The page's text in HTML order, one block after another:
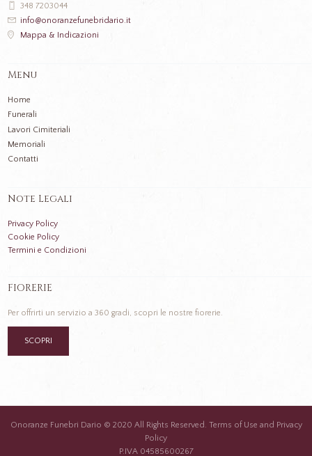
348 7203044
info@onoranzefunebridario.it
Mappa & Indicazioni
Menu
Home
Funerali
Lavori Cimiteriali
Memoriali
Contatti
Note Legali
Privacy Policy
Cookie Policy
Termini e Condizioni
FIORERIE
Per offrirti un servizio a 360 gradi, scopri le nostre fiorerie.
SCOPRI
Onoranze Funebri Dario © 2020 All Rights Reserved. Terms of Use and Privacy
Policy
P.IVA 04585600267